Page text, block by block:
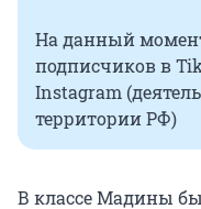
На данный
подписчиков в
Instagram
территории РФ)
В классе Мадины